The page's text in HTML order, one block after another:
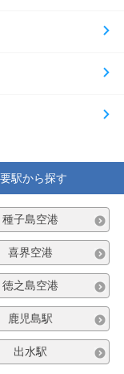
駅から探す
種子島空港
喜界空港
徳之島空港
鹿児島駅
出水駅